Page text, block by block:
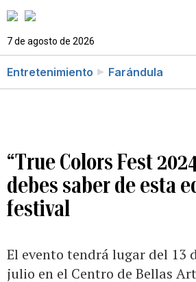
7 de agosto de 2026
Entretenimiento Farándula
“True Colors Fest
debes saber de esta
festival
El evento tendrá lugar del 13
julio en el Centro de Bellas